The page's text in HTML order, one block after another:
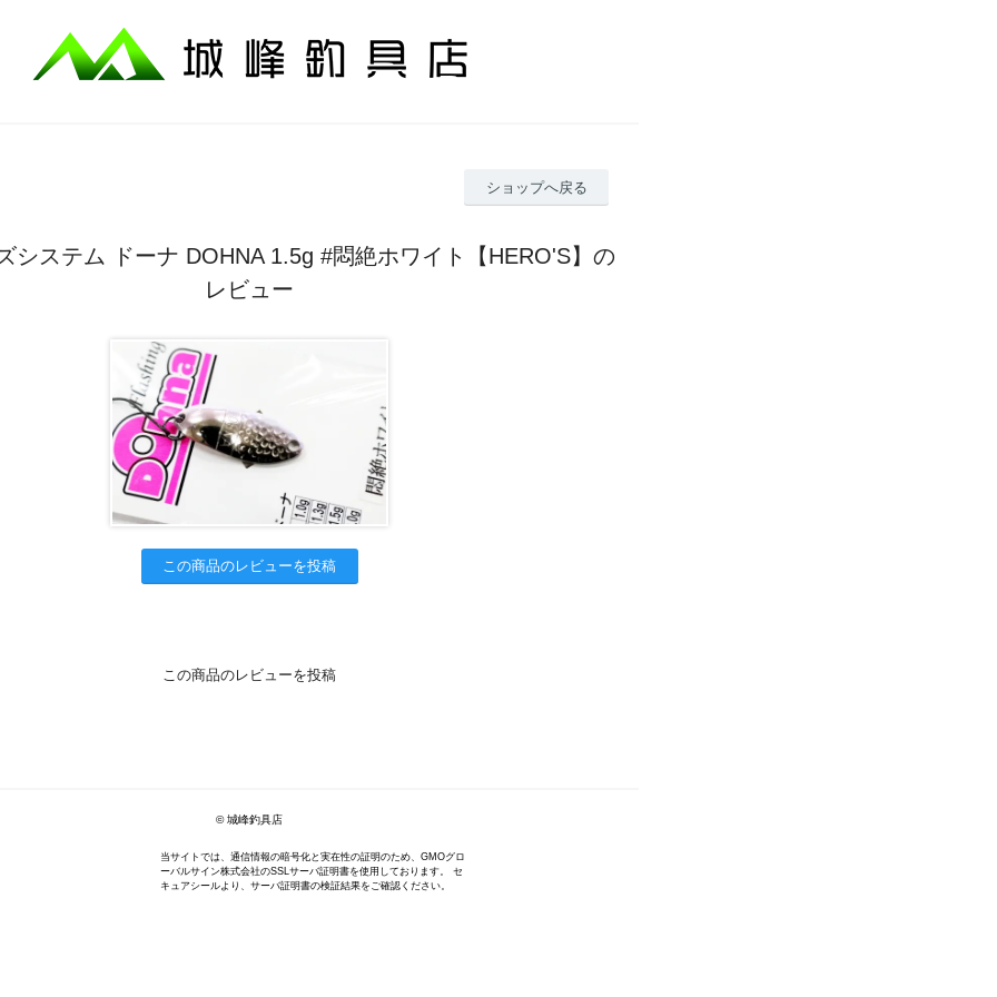
ショップへ戻る
システム ドーナ DOHNA 1.5g #悶絶ホワイト【HERO'S】の
レビュー
この商品のレビューを投稿
この商品のレビューを投稿
© 城峰釣具店
当サイトでは、通信情報の暗号化と実在性の証明のため、GMOグロ
ーバルサイン株式会社のSSLサーバ証明書を使用しております。 セ
キュアシールより、サーバ証明書の検証結果をご確認ください。